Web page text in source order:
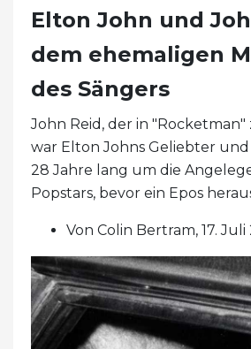
Elton John und
dem ehemaligen
des Sängers
John Reid, der in "Rocketman"
war Elton Johns Geliebter
28 Jahre lang um die
Popstars, bevor ein Epos
Von Colin Bertram, 17. Juli